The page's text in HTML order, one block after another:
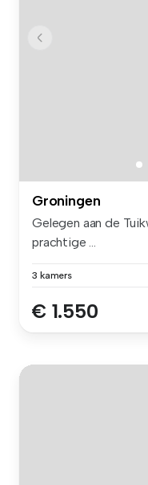
Groningen
Gelegen aan de
prachtige ...
3 kamers
€ 1.550